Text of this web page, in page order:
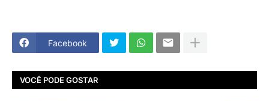
Facebook
VOCÊ PODE GOSTAR